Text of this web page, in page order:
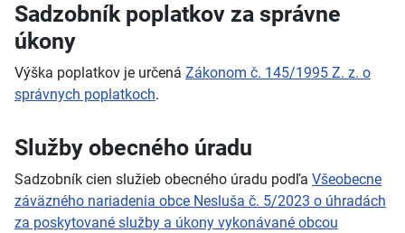
Sadzobník poplatkov za správne
úkony
Výška poplatkov je určená Zákonom č. 145/1995 Z. z. o
správnych poplatkoch.
Služby obecného úradu
Sadzobník cien služieb obecného úradu podľa Všeobecne
záväzného nariadenia obce Nesluša č. 5/2023 o úhradách
za poskytované služby a úkony vykonávané obcou